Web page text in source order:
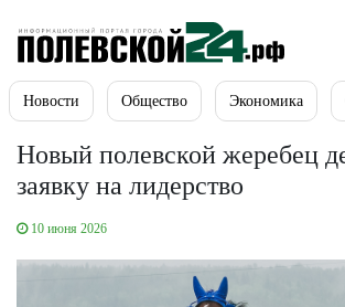
Новости Общество Экономика
Новый полевской жеребец
заявку на лидерство
10 июня 2026